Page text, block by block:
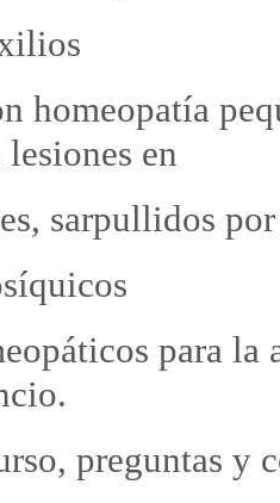
homeopatía
en
sarpullidos
para la
preguntas y